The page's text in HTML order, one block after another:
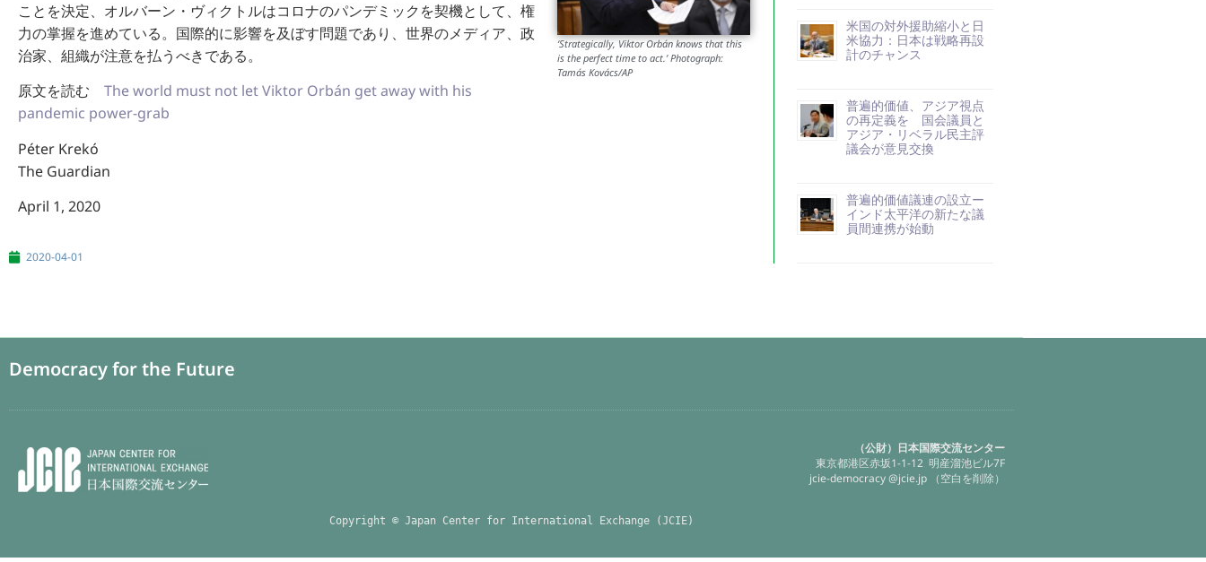
ことを決定、オルバーン・ヴィクトルはコロナのパンデミックを契機として、権
力の掌握を進めている。国際的に影響を及ぼす問題であり、世界のメディア、政
治家、組織が注意を払うべきである。
原文を読む The world must not let Viktor Orbán get away with his
pandemic power-grab
Péter Krekó
The Guardian
April 1, 2020
2020-04-01
‘Strategically, Viktor Orbán knows that this
is the perfect time to act.’ Photograph:
Tamás Kovács/AP
米国の対外援助縮小と日
米協力：日本は戦略再設
計のチャンス
普遍的価値、アジア視点
の再定義を 国会議員と
アジア・リベラル民主評
議会が意見交換
普遍的価値議連の設立ー
インド太平洋の新たな議
員間連携が始動
Democracy for the Future
（公財）日本国際交流センター
東京都港区赤坂1-1-12 明産溜池ビル7F
jcie-democracy @jcie.jp （空白を削除）
Copyright © Japan Center for International Exchange (JCIE)